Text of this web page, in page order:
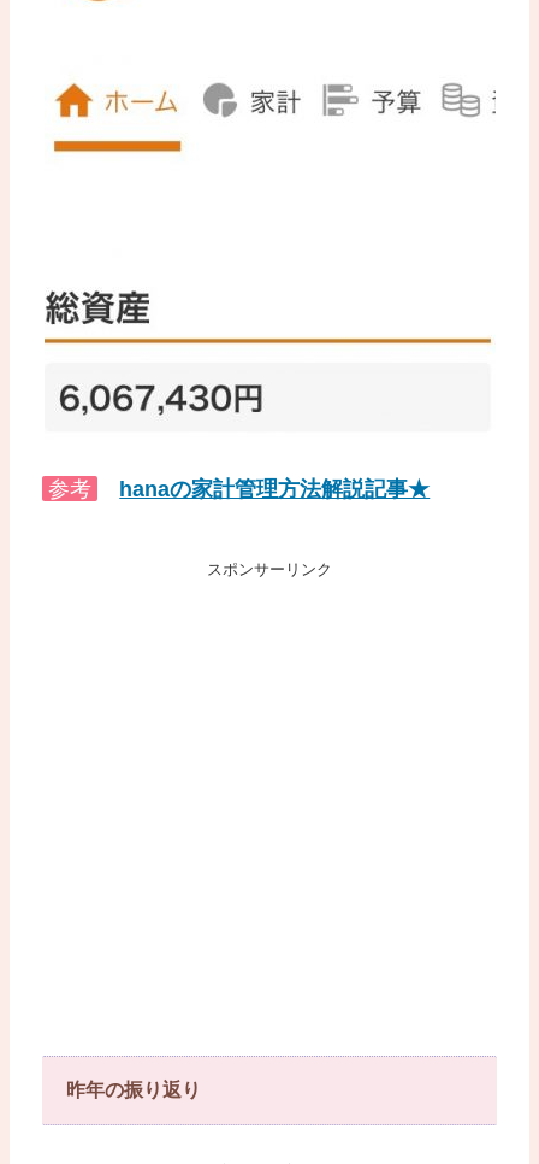
参考 hanaの家計管理方法解説記事★
スポンサーリンク
昨年の振り返り